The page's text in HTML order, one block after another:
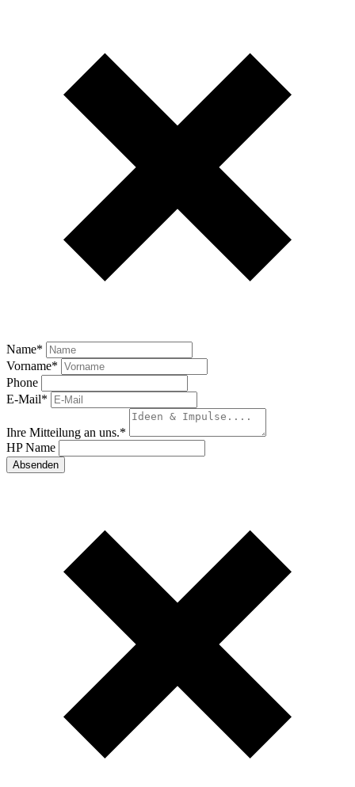
Name*
Vorname*
Phone
E-Mail*
Ihre Mitteilung an uns.*
HP Name
Absenden